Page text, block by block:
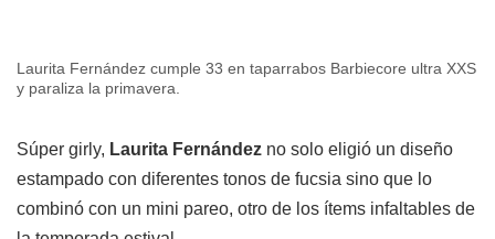
Laurita Fernández cumple 33 en taparrabos Barbiecore ultra XXS
y paraliza la primavera.
Súper girly, Laurita Fernández no solo eligió un diseño
estampado con diferentes tonos de fucsia sino que lo
combinó con un mini pareo, otro de los ítems infaltables de